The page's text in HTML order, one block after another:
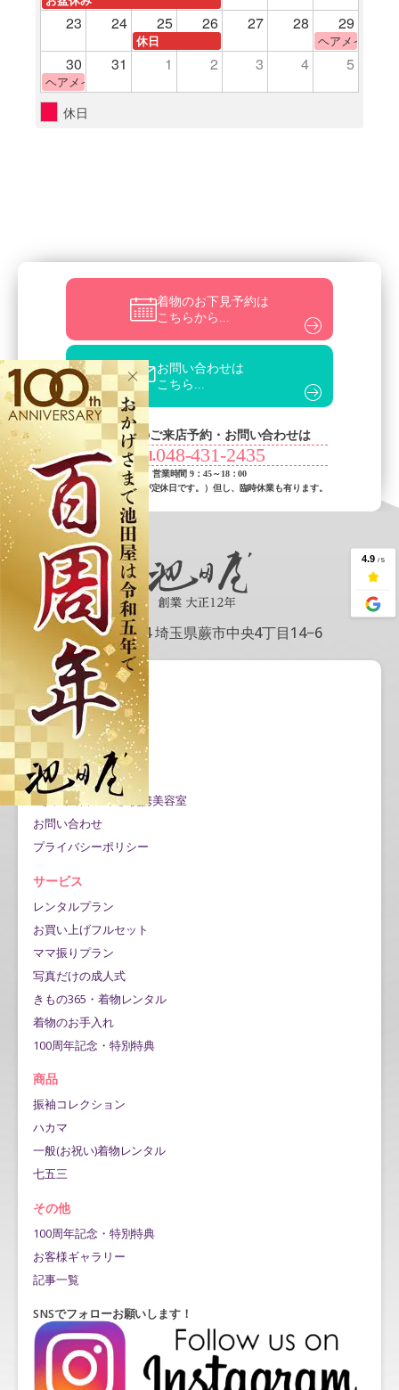
23 24 25 26 27 28 29
休日 ヘアメイク体験
30 31 1 2 3 4 5
ヘアメイク体験
休日
着物のお下見予約は
こちらから...
お問い合わせは
こちら...
お電話でのご来店予約・お問い合わせは
Tel.048-431-2435
営業時間 9：45～18：00
（火曜日・水曜日が定休日です。） 但し、臨時休業も有ります。
〒335-0004 埼玉県蕨市中央4丁目14−6
会社情報
会社概要
アクセス情報
Google口コミ公開
成人式当日の対応/提携美容室
お問い合わせ
プライバシーポリシー
サービス
レンタルプラン
お買い上げフルセット
ママ振りプラン
写真だけの成人式
きもの365・着物レンタル
着物のお手入れ
100周年記念・特別特典
商品
振袖コレクション
ハカマ
一般(お祝い)着物レンタル
七五三
その他
100周年記念・特別特典
お客様ギャラリー
記事一覧
SNSでフォローお願いします！